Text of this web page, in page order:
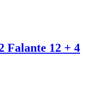
Falante 12 + 4